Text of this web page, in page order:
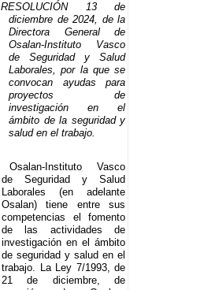
RESOLUCIÓN 13 de
diciembre de 2024, de la
Directora General de
Osalan-Instituto Vasco
de Seguridad y Salud
Laborales, por la que se
convocan ayudas para
proyectos de
investigación en el
ámbito de la seguridad y
salud en el trabajo.
Osalan-Instituto Vasco
de Seguridad y Salud
Laborales (en adelante
Osalan) tiene entre sus
competencias el fomento
de las actividades de
investigación en el ámbito
de seguridad y salud en el
trabajo. La Ley 7/1993, de
21 de diciembre, de